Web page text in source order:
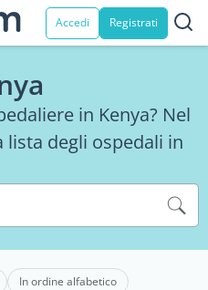
Accedi Registrati
in Kenya? Nel
degli ospedali in
In ordine alfabetico